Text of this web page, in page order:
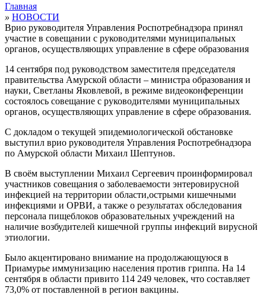
Главная
» НОВОСТИ
Врио руководителя Управления Роспотребнадзора принял
участие в совещании с руководителями муниципальных
органов, осуществляющих управление в сфере образования
14 сентября под руководством заместителя председателя
правительства Амурской области – министра образования и
науки, Светланы Яковлевой, в режиме видеоконференции
состоялось совещание с руководителями муниципальных
органов, осуществляющих управление в сфере образования.
С докладом о текущей эпидемиологической обстановке
выступил врио руководителя Управления Роспотребнадзора
по Амурской области Михаил Шептунов.
В своём выступлении Михаил Сергеевич проинформировал
участников совещания о заболеваемости энтеровирусной
инфекцией на территории области,острыми кишечными
инфекциями и ОРВИ, а также о результатах обследования
персонала пищеблоков образовательных учреждений на
наличие возбудителей кишечной группы инфекций вирусной
этиологии.
Было акцентировано внимание на продолжающуюся в
Приамурье иммунизацию населения против гриппа. На 14
сентября в области привито 114 249 человек, что составляет
73,0% от поставленной в регион вакцины.